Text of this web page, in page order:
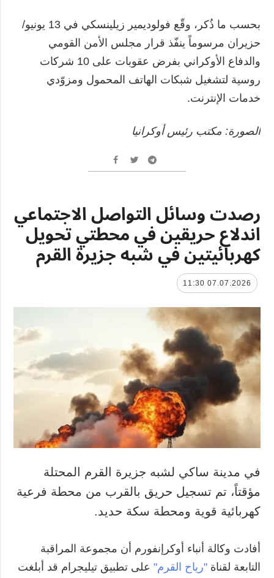
بحسب ما ذُكر، وقّع فولوديمير زيلينسكي في 13 يونيو/
حزيران مرسوماً ينفّذ قرار مجلس الأمن القومي
والدفاع الأوكراني بفرض عقوبات على 10 شركات
روسية لتشغيل شبكات الهاتف المحمول ومزوّدي
خدمات الإنترنت.
الصورة: مكتب رئيس أوكرانيا
رصدت وسائل التواصل الاجتماعي
اندلاع حريقين في محطتي تحويل
كهربائيتين في شبه جزيرة القرم
07.07.2026 11:30
في مدينة ساكي لشبه جزيرة القرم المحتلة
مؤقتاً، تم تسجيل حريق بالقرب من محطة فرعية
كهربائية قوية ومحطة سكة حديد.
أفادت وكالة أنباء أوكرإنفورم أن مجموعة المراقبة
التابعة لقناة"رياح القرم" على تطبيق تيليجرام قد أبلغت